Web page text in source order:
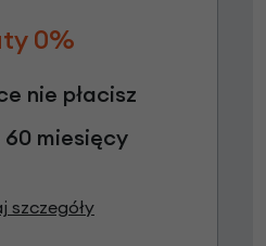
0%
nie płacisz
miesięcy
szczegóły